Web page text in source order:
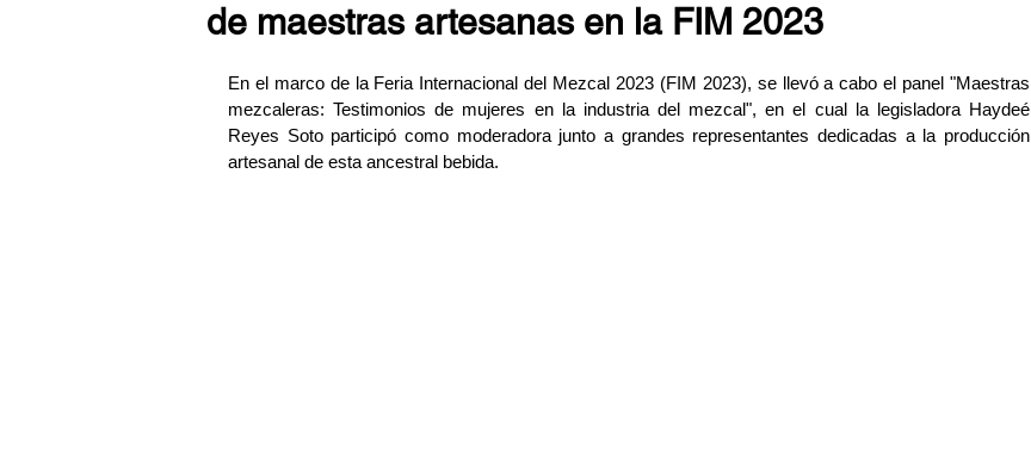
de maestras artesanas en la FIM 2023
En el marco de la Feria Internacional del Mezcal 2023 (FIM 2023), se llevó a cabo el panel "Maestras
mezcaleras: Testimonios de mujeres en la industria del mezcal", en el cual la legisladora Haydeé
Reyes Soto participó como moderadora junto a grandes representantes dedicadas a la producción
artesanal de esta ancestral bebida.